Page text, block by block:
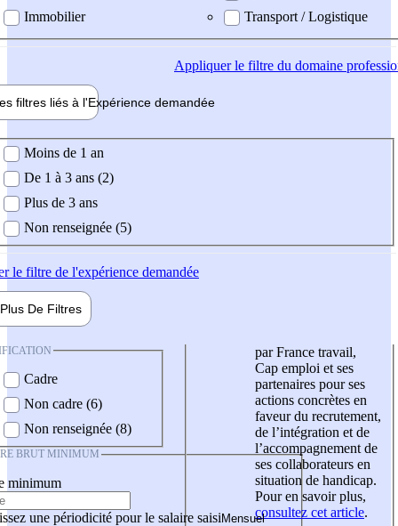
Immobilier
Transport / Logistique
Appliquerle filtre du domaine
filtres liés à l'Expérience demandée
demandée
Moins de 1 an
De 1 à 3 ans (2)
Plus de 3 ans
Non renseignée (5)
le filtre de l'expérience demandée
Plus De Filtres
Cadre
Non cadre (6)
Non renseignée (8)
BRUT MINIMUM
minimum
une périodicité pour le salaire saisi
par France travail,
Cap emploi et ses
partenaires pour ses
actions concrètes en
faveur du recrutement,
de l’intégration et de
l’accompagnement de
ses collaborateurs en
situation de handicap.
Pour en savoir plus,
consultez cet article.